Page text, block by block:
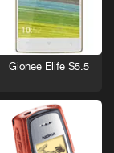
Gionee Elife S5.5